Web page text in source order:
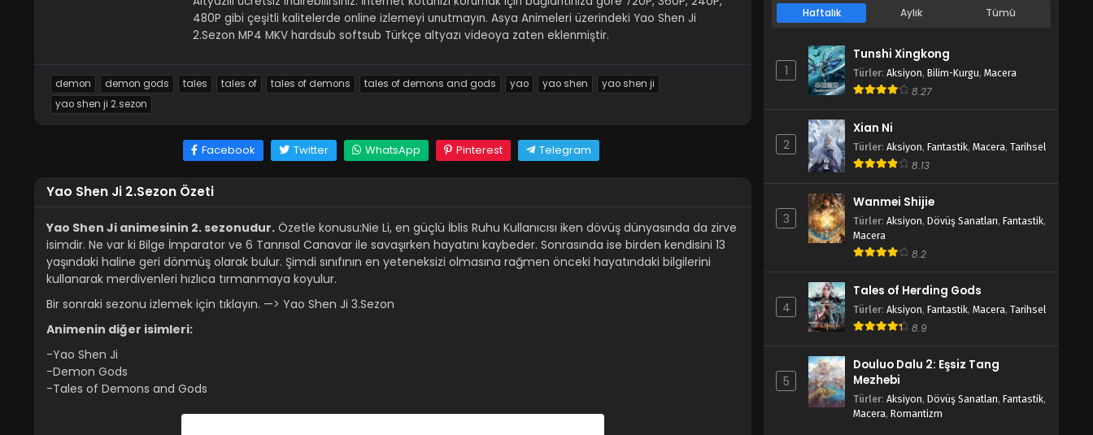
480P gibi çeşitli kalitelerde online izlemeyi unutmayın. Asya Animeleri üzerindeki Yao Shen Ji
2.Sezon MP4 MKV hardsub softsub Türkçe altyazı videoya zaten eklenmiştir.
demon demon gods tales tales of tales of demons tales of demons and gods yao yao shen
yao shen ji
yao shen ji 2.sezon
Facebook Twitter WhatsApp Pinterest Telegram
Yao Shen Ji 2.Sezon Özeti
Yao Shen Ji animesinin 2. sezonudur. Özetle konusu:Nie Li, en güçlü İblis Ruhu Kullanıcısı iken dövüş dünyasında da zirve
isimdir. Ne var ki Bilge İmparator ve 6 Tanrısal Canavar ile savaşırken hayatını kaybeder. Sonrasında ise birden kendisini 13
yaşındaki haline geri dönmüş olarak bulur. Şimdi sınıfının en yeteneksizi olmasına rağmen önceki hayatındaki bilgilerini
kullanarak merdivenleri hızlıca tırmanmaya koyulur.
Bir sonraki sezonu izlemek için tıklayın. —> Yao Shen Ji 3.Sezon
Animenin diğer isimleri:
-Yao Shen Ji
-Demon Gods
-Tales of Demons and Gods
Haftalık Aylık Tümü
1
Tunshi Xingkong
Türler: Aksiyon, Bilim-Kurgu, Macera
8.27
2
Xian Ni
Türler: Aksiyon, Fantastik, Macera, Tarihsel
8.13
3
Wanmei Shijie
Türler: Aksiyon, Dövüş Sanatları, Fantastik,
Macera
8.2
4
Tales of Herding Gods
Türler: Aksiyon, Fantastik, Macera, Tarihsel
8.9
5
Douluo Dalu 2: Eşsiz Tang
Mezhebi
Türler: Aksiyon, Dövüş Sanatları, Fantastik,
Macera, Romantizm